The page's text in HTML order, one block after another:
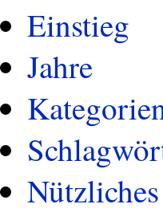
Einstieg
Jahre
Nützliches